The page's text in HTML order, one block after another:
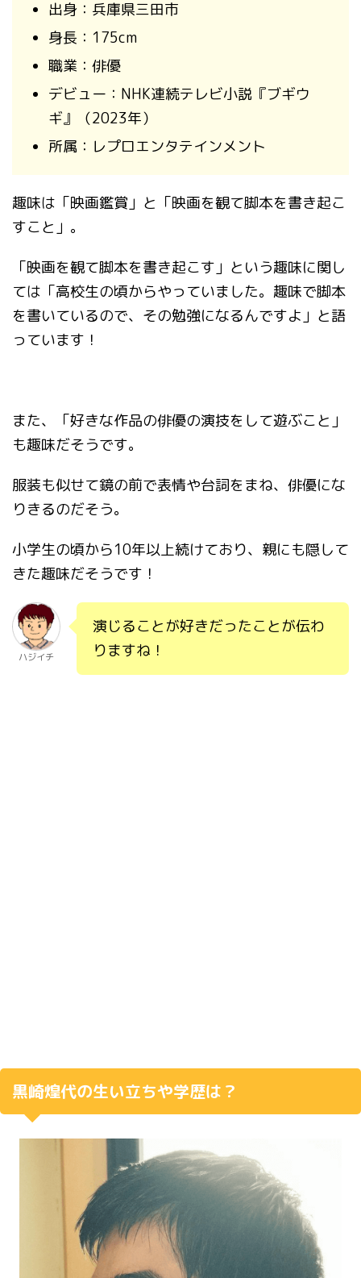
出身：兵庫県三田市
身長：175cm
職業：俳優
デビュー：NHK連続テレビ小説『ブギウ
ギ』（2023年）
所属：レプロエンタテインメント
趣味は「映画鑑賞」と「映画を観て脚本を書き起こ
すこと」。
「映画を観て脚本を書き起こす」という趣味に関し
ては「高校生の頃からやっていました。趣味で脚本
を書いているので、その勉強になるんですよ」と語
っています！
また、「好きな作品の俳優の演技をして遊ぶこと」
も趣味だそうです。
服装も似せて鏡の前で表情や台詞をまね、俳優にな
りきるのだそう。
小学生の頃から10年以上続けており、親にも隠して
きた趣味だそうです！
ハジイチ
演じることが好きだったことが伝わ
りますね！
黒崎煌代の生い立ちや学歴は？